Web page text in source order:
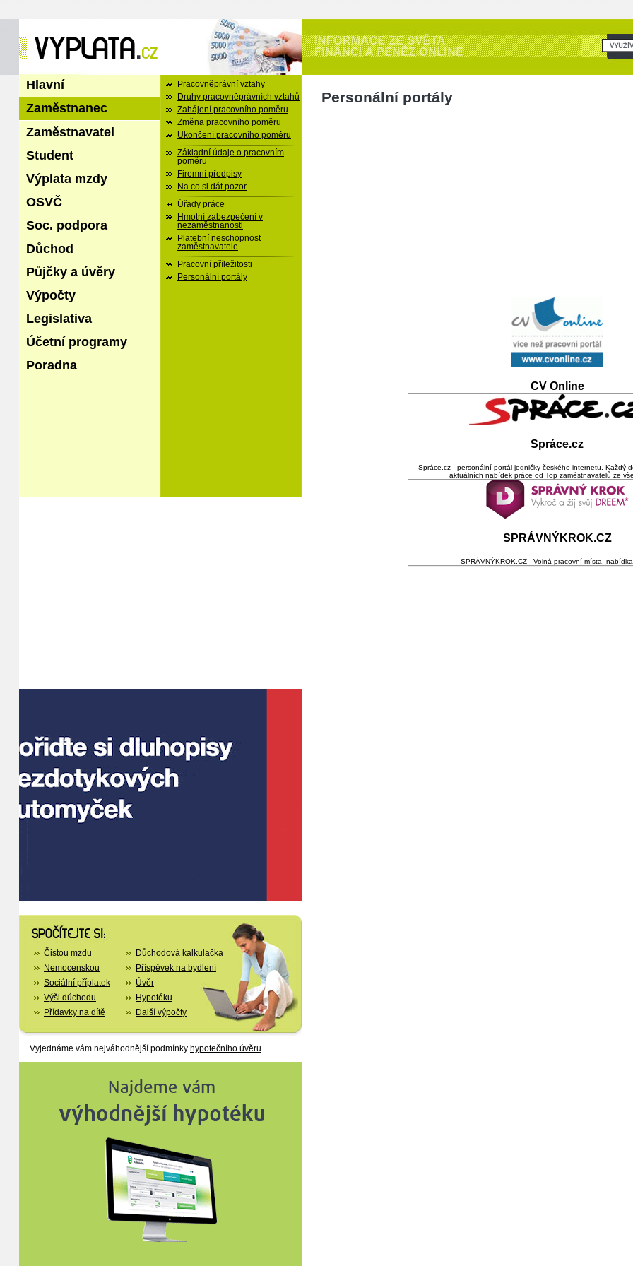
Personální portály
CV Online
Spráce.cz
Spráce.cz - personální portál jedničky českého internetu. Každý
aktuálních nabídek práce od Top zaměstnavatelů ze
SPRÁVNÝKROK.CZ
SPRÁVNÝKROK.CZ - Volná pracovní místa,
Hlavní
Zaměstnanec
Zaměstnavatel
Student
Výplata mzdy
OSVČ
Soc. podpora
Důchod
Půjčky a úvěry
Výpočty
Legislativa
Účetní programy
Poradna
Pracovněprávní vztahy
Druhy pracovněprávních vztahů
Zahájení pracovního poměru
Změna pracovního poměru
Ukončení pracovního poměru
Základní údaje o pracovním
poměru
Firemní předpisy
Na co si dát pozor
Úřady práce
Hmotní zabezpečení v
nezaměstnanosti
Platební neschopnost
zaměstnavatele
Pracovní příležitosti
Personální portály
Čistou mzdu
Nemocenskou
Sociální příplatek
Výši důchodu
Přídavky na dítě
Důchodová kalkulačka
Příspěvek na bydlení
Úvěr
Hypotéku
Další výpočty
Vyjednáme vám nejváhodnější podmínky hypotečního úvěru.